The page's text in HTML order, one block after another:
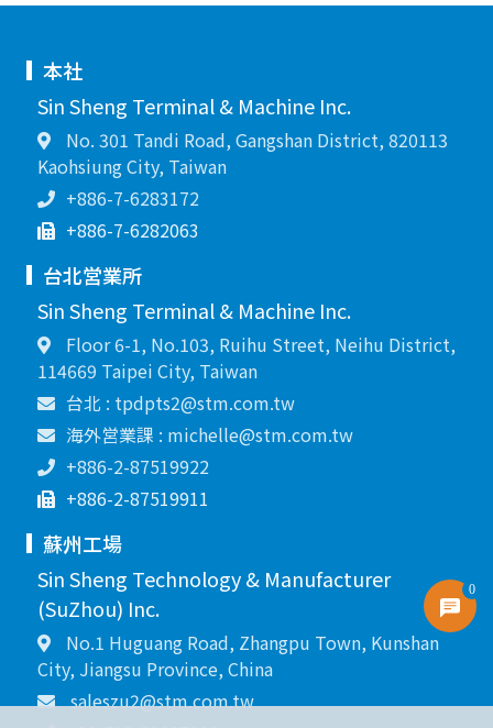
本社
Sin Sheng Terminal & Machine Inc.
No. 301 Tandi Road, Gangshan District, 820113
Kaohsiung City, Taiwan
+886-7-6283172
+886-7-6282063
台北営業所
Sin Sheng Terminal & Machine Inc.
Floor 6-1, No.103, Ruihu Street, Neihu District,
114669 Taipei City, Taiwan
台北 : tpdpts2@stm.com.tw
海外営業課 : michelle@stm.com.tw
+886-2-87519922
+886-2-87519911
蘇州工場
Sin Sheng Technology & Manufacturer
(SuZhou) Inc.
No.1 Huguang Road, Zhangpu Town, Kunshan
City, Jiangsu Province, China
saleszu2@stm.com.tw
0